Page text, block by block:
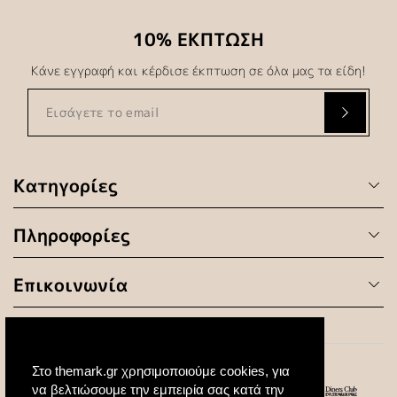
Στο themark.gr χρησιμοποιούμε cookies, για
να βελτιώσουμε την εμπειρία σας κατά την
Κατηγορίες
Πληροφορίες
Επικοινωνία
10% ΕΚΠΤΩΣΗ
Κάνε εγγραφή και κέρδισε έκπτωση σε όλα μας τα είδη!